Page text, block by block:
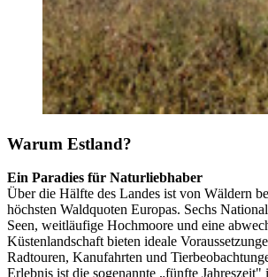
Warum Estland?
Ein Paradies für Naturliebhaber
Über die Hälfte des Landes ist von Wäldern
höchsten Waldquoten Europas. Sechs
Seen, weitläufige Hochmoore und eine
Küstenlandschaft bieten ideale
Radtouren, Kanufahrten und
Erlebnis ist die sogenannte „fünfte Jahreszeit"